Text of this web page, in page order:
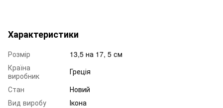
Характеристики
Розмір
13,5 на 17, 5 см
Країна
виробник
Греція
Стан
Новий
Вид виробу
Ікона